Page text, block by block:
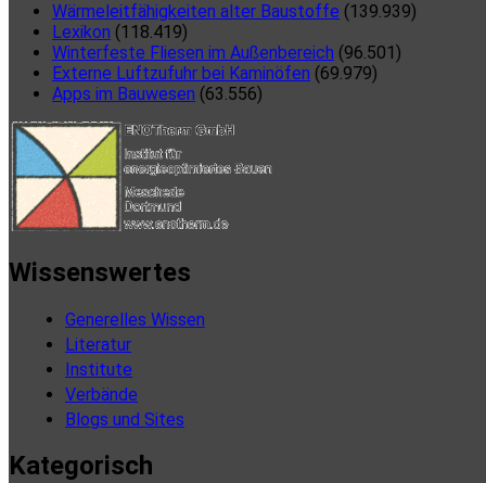
Wärmeleitfähigkeiten alter Baustoffe (139.939)
Lexikon (118.419)
Winterfeste Fliesen im Außenbereich (96.501)
Externe Luftzufuhr bei Kaminöfen (69.979)
Apps im Bauwesen (63.556)
Wissenswertes
Generelles Wissen
Literatur
Institute
Verbände
Blogs und Sites
Kategorisch